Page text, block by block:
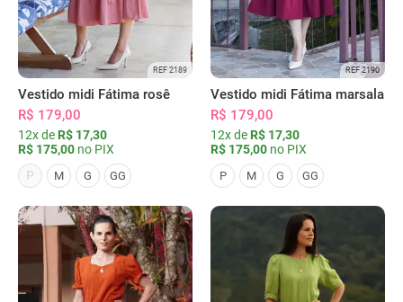
REF 2189
Vestido midi Fátima rosê
R$ 179,00
12x de R$ 17,30
R$ 175,00 no PIX
P
M G GG
REF 2190
Vestido midi Fátima marsala
R$ 179,00
12x de R$ 17,30
R$ 175,00 no PIX
P M G GG